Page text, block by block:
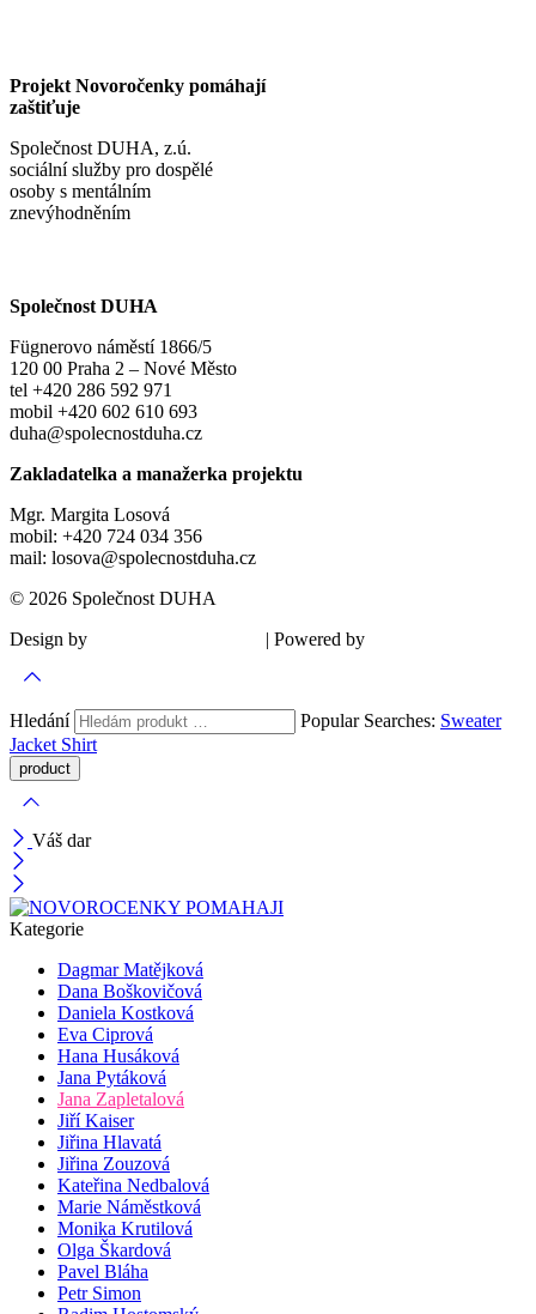
Projekt Novoročenky pomáhají
zaštiťuje
Společnost DUHA, z.ú.
sociální služby pro dospělé
osoby s mentálním
znevýhodněním
Společnost DUHA
Fügnerovo náměstí 1866/5
120 00 Praha 2 – Nové Město
tel +420 286 592 971
mobil +420 602 610 693
duha@spolecnostduha.cz
Zakladatelka a manažerka projektu
Mgr. Margita Losová
mobil: +420 724 034 356
mail: losova@spolecnostduha.cz
© 2026 Společnost DUHA
Design by
| Powered by
Hledání Popular Searches: Sweater
Jacket Shirt
Váš dar
Kategorie
Dagmar Matějková
Dana Boškovičová
Daniela Kostková
Eva Ciprová
Hana Husáková
Jana Pytáková
Jana Zapletalová
Jiří Kaiser
Jiřina Hlavatá
Jiřina Zouzová
Kateřina Nedbalová
Marie Náměstková
Monika Krutilová
Olga Škardová
Pavel Bláha
Petr Simon